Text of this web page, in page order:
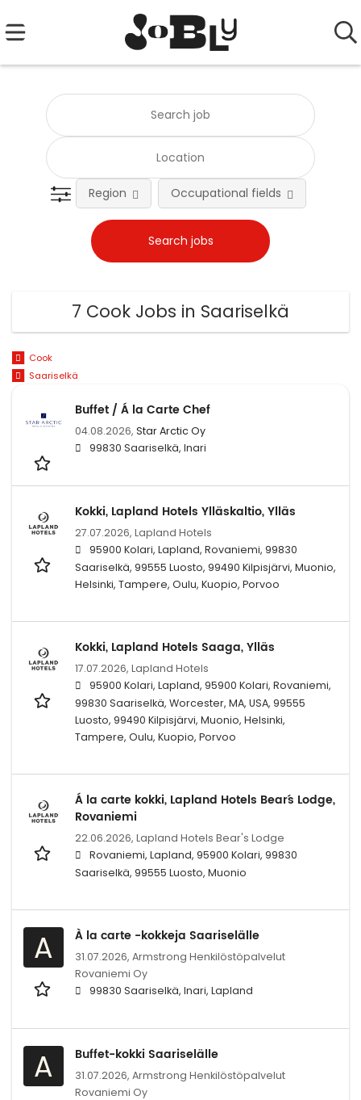
Region Occupational fields
7 Cook Jobs in Saariselkä
Cook
Saariselkä
Buffet / Á la Carte Chef
04.08.2026, Star Arctic Oy
99830 Saariselkä, Inari
Kokki, Lapland Hotels Ylläskaltio, Ylläs
27.07.2026, Lapland Hotels
95900 Kolari, Lapland, Rovaniemi, 99830
Saariselkä, 99555 Luosto, 99490 Kilpisjärvi, Muonio,
Helsinki, Tampere, Oulu, Kuopio, Porvoo
Kokki, Lapland Hotels Saaga, Ylläs
17.07.2026, Lapland Hotels
95900 Kolari, Lapland, 95900 Kolari, Rovaniemi,
99830 Saariselkä, Worcester, MA, USA, 99555
Luosto, 99490 Kilpisjärvi, Muonio, Helsinki,
Tampere, Oulu, Kuopio, Porvoo
Á la carte kokki, Lapland Hotels Bear´s Lodge,
Rovaniemi
22.06.2026, Lapland Hotels Bear's Lodge
Rovaniemi, Lapland, 95900 Kolari, 99830
Saariselkä, 99555 Luosto, Muonio
A À la carte -kokkeja Saariselälle
31.07.2026, Armstrong Henkilöstöpalvelut
Rovaniemi Oy
99830 Saariselkä, Inari, Lapland
A Buffet-kokki Saariselälle
31.07.2026, Armstrong Henkilöstöpalvelut
Rovaniemi Oy